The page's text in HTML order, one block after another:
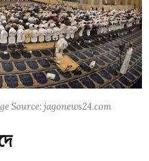
Source: jagonews24.com